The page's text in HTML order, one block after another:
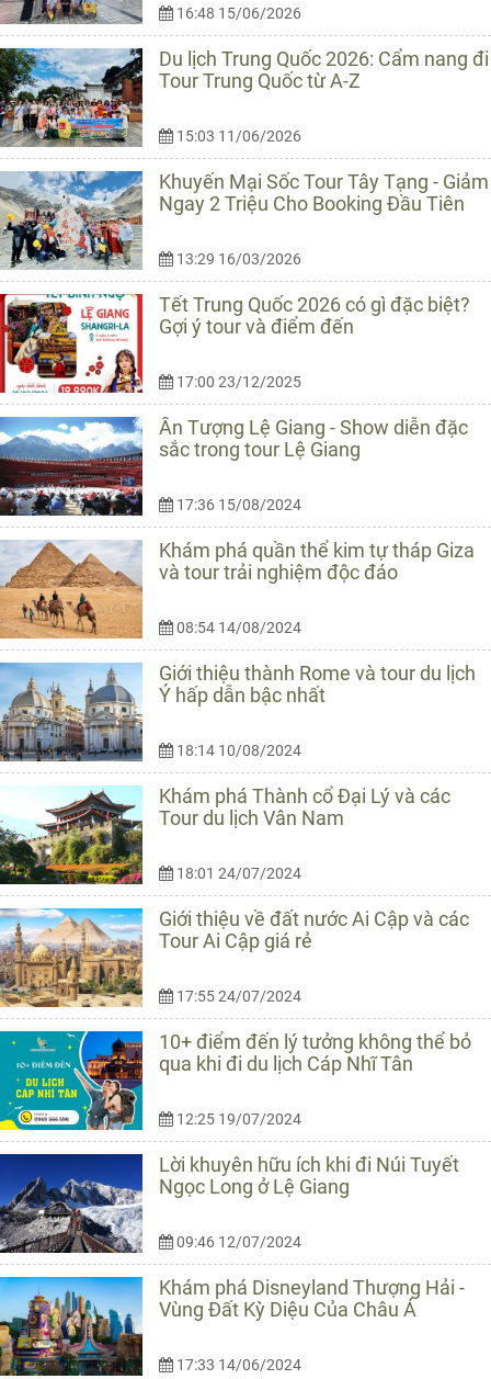
16:48 15/06/2026
Du lịch Trung Quốc 2026: Cẩm nang đi
Tour Trung Quốc từ A-Z
15:03 11/06/2026
Khuyến Mại Sốc Tour Tây Tạng - Giảm
Ngay 2 Triệu Cho Booking Đầu Tiên
13:29 16/03/2026
Tết Trung Quốc 2026 có gì đặc biệt?
Gợi ý tour và điểm đến
17:00 23/12/2025
Ấn Tượng Lệ Giang - Show diễn đặc
sắc trong tour Lệ Giang
17:36 15/08/2024
Khám phá quần thể kim tự tháp Giza
và tour trải nghiệm độc đáo
08:54 14/08/2024
Giới thiệu thành Rome và tour du lịch
Ý hấp dẫn bậc nhất
18:14 10/08/2024
Khám phá Thành cổ Đại Lý và các
Tour du lịch Vân Nam
18:01 24/07/2024
Giới thiệu về đất nước Ai Cập và các
Tour Ai Cập giá rẻ
17:55 24/07/2024
10+ điểm đến lý tưởng không thể bỏ
qua khi đi du lịch Cáp Nhĩ Tân
12:25 19/07/2024
Lời khuyên hữu ích khi đi Núi Tuyết
Ngọc Long ở Lệ Giang
09:46 12/07/2024
Khám phá Disneyland Thượng Hải -
Vùng Đất Kỳ Diệu Của Châu Á
17:33 14/06/2024